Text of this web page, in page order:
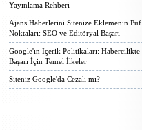
Yayınlama Rehberi
Ajans Haberlerini Sitenize Eklemenin Püf
Noktaları: SEO ve Editöryal Başarı
Google'ın İçerik Politikaları: Habercilikte
Başarı İçin Temel İlkeler
Siteniz Google'da Cezalı mı?